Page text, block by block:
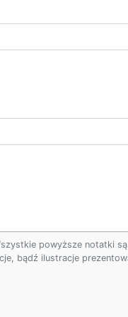
powyższe notatki
bądź ilustracje